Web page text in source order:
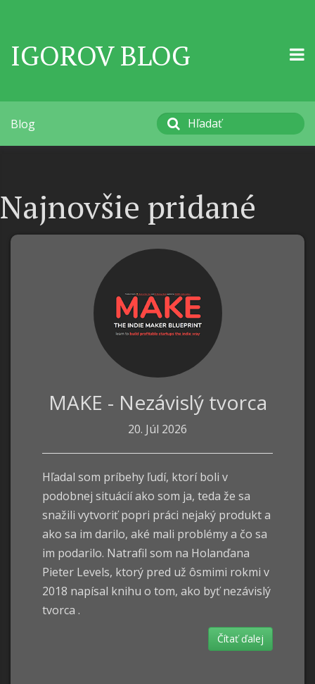
IGOROV BLOG
Blog
Najnovšie pridané
MAKE - Nezávislý tvorca
20. Júl 2026
Hľadal som príbehy ľudí, ktorí boli v
podobnej situácií ako som ja, teda že sa
snažili vytvoriť popri práci nejaký produkt a
ako sa im darilo, aké mali problémy a čo sa
im podarilo. Natrafil som na Holanďana
Pieter Levels, ktorý pred už ôsmimi rokmi v
2018 napísal knihu o tom, ako byť nezávislý
tvorca .
Čítať ďalej